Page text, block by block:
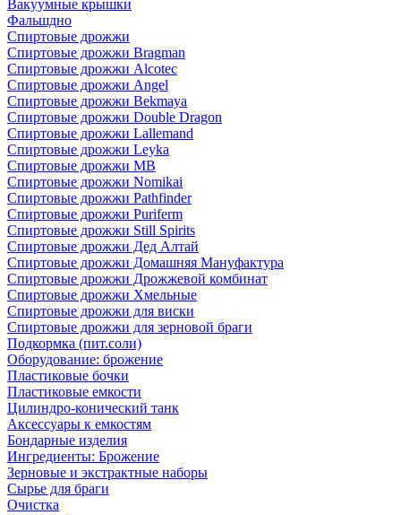
Вакуумные крышки
Фальшдно
Спиртовые дрожжи
Спиртовые дрожжи Bragman
Спиртовые дрожжи Alcotec
Спиртовые дрожжи Angel
Спиртовые дрожжи Bekmaya
Спиртовые дрожжи Double Dragon
Спиртовые дрожжи Lallemand
Спиртовые дрожжи Leyka
Спиртовые дрожжи MB
Спиртовые дрожжи Nomikai
Спиртовые дрожжи Pathfinder
Спиртовые дрожжи Puriferm
Спиртовые дрожжи Still Spirits
Спиртовые дрожжи Дед Алтай
Спиртовые дрожжи Домашняя Мануфактура
Спиртовые дрожжи Дрожжевой комбинат
Спиртовые дрожжи Хмельные
Спиртовые дрожжи для виски
Спиртовые дрожжи для зерновой браги
Подкормка (пит.соли)
Оборудование: брожение
Пластиковые бочки
Пластиковые емкости
Цилиндро-конический танк
Аксессуары к емкостям
Бондарные изделия
Ингредиенты: Брожение
Зерновые и экстрактные наборы
Сырье для браги
Очистка